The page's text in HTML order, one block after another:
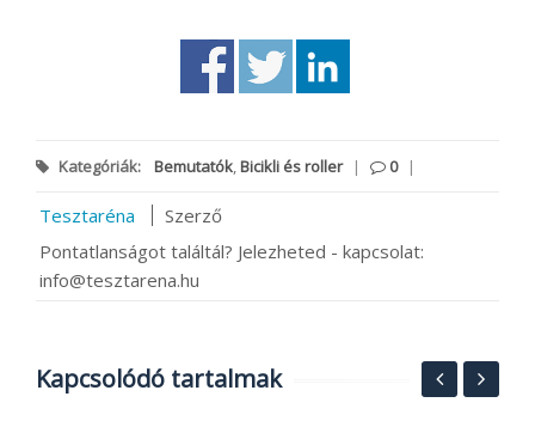
Kategóriák: Bemutatók,Bicikli és roller | 0 |
Tesztaréna
Szerző
Pontatlanságot találtál? Jelezheted - kapcsolat:
info@tesztarena.hu
Kapcsolódó tartalmak